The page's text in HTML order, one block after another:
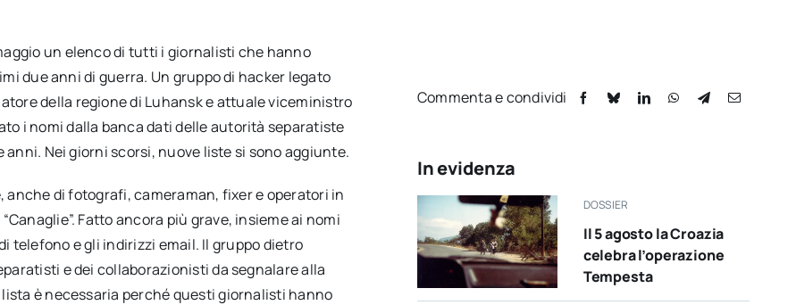
un elenco di tutti i giornalisti che hanno
due anni di guerra. Un gruppo di hacker legato
della regione di Luhansk e attuale viceministro
i nomi dalla banca dati delle autorità separatiste
Nei giorni scorsi, nuove liste si sono aggiunte.
di fotografi, cameraman, fixer e operatori in
Fatto ancora più grave, insieme ai nomi
telefono e gli indirizzi email. Il gruppo dietro
e dei collaborazionisti da segnalare alla
è necessaria perché questi giornalisti hanno
Commenta e condividi
In evidenza
DOSSIER
Il 5 agosto la Croazia
celebra l’operazione
Tempesta